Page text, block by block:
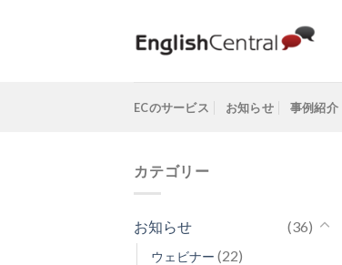
ECのサービス お知らせ 事例紹介
カテゴリー
お知らせ (36)
ウェビナー (22)